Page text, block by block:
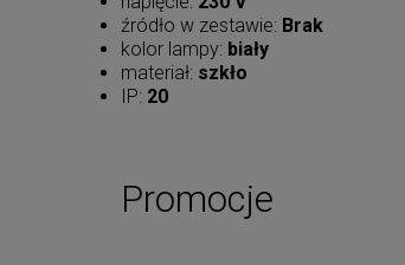
źródło w zestawie: Brak
kolor lampy: biały
materiał: szkło
IP: 20
Promocje